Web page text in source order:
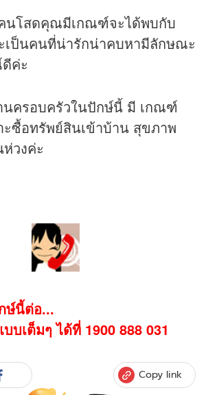
นโสดคุณมีเกณฑ์จะได้พบกับ
เป็นคนที่น่ารักน่าคบหามีลักษณะ
ค่ะ
นครอบครัวในปักษ์นี้ มี เกณฑ์
ะซื้อทรัพย์สินเข้าบ้าน สุขภาพ
วงค่ะ
ษ์นี้ต่อ...
บเต็มๆ ได้ที่ 1900 888 031
Copy link